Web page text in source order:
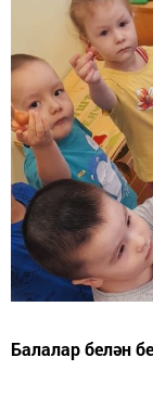
Балалар белән